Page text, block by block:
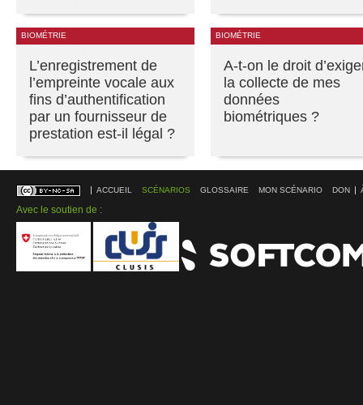
BIOMÉTRIE
L’enregistrement de
l’empreinte vocale aux
fins d’authentification
par un fournisseur de
prestation est-il légal ?
BIOMÉTRIE
A-t-on le droit
la collecte de mes
données
biométriques ?
ACCUEIL SCÉNARIOS GLOSSAIRE MON SCÉNARIO DON
Avec le soutien de :